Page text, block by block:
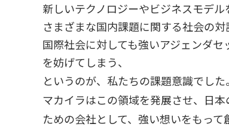
新しいテクノロジーやビジネスモデル
さまざまな国内課題に関する社会の対
国際社会に対しても強いアジェンダ
を妨げてしまう、
というのが、私たちの課題意識でした。
マカイラはこの領域を発展させ、日
ための会社として、強い想いをもって